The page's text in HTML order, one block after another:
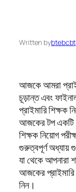
Written bybtebcbt
আজকে আমরা
চূড়ান্ত এবং
প্রাইমারি শিক্ষক
আজকের টপ একটি
শিক্ষক নিয়োগ
গুরুত্বপূর্ণ অধ্যায়
যা থেকে আপনারা
আজকের প্রাইমারি
নিন।